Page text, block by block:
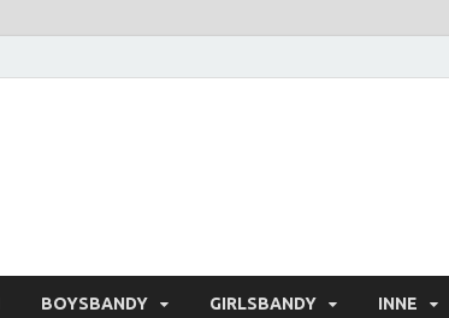
BOYSBANDY GIRLSBANDY INNE